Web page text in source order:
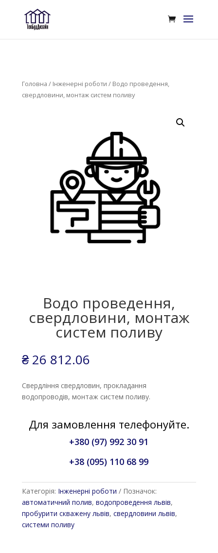
Головна / Інженерні роботи / Водо проведення,
свердловини, монтаж систем поливу
Водо проведення,
свердловини, монтаж
систем поливу
₴26 812.06
Свердління свердловин, прокладання
водопроводів, монтаж систем поливу.
Для замовлення телефонуйте.
+380 (97) 992 30 91
+38 (095) 110 68 99
Категорія: Інженерні роботи
Позначок:
автоматичний полив, водопроведення львів,
пробурити скважену львів, свердловини львів,
системи поливу